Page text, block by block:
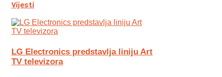
Vijesti
LG Electronics predstavlja liniju Art
TV televizora